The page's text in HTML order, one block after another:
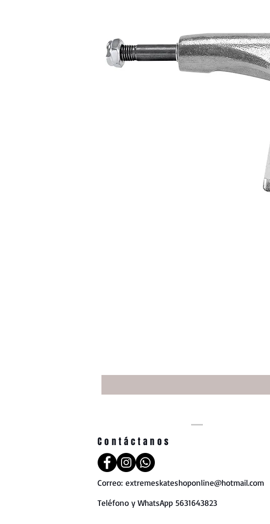
Contáctanos
Correo: extremeskateshoponline@hotmail.com
Teléfono y WhatsApp 5631643823